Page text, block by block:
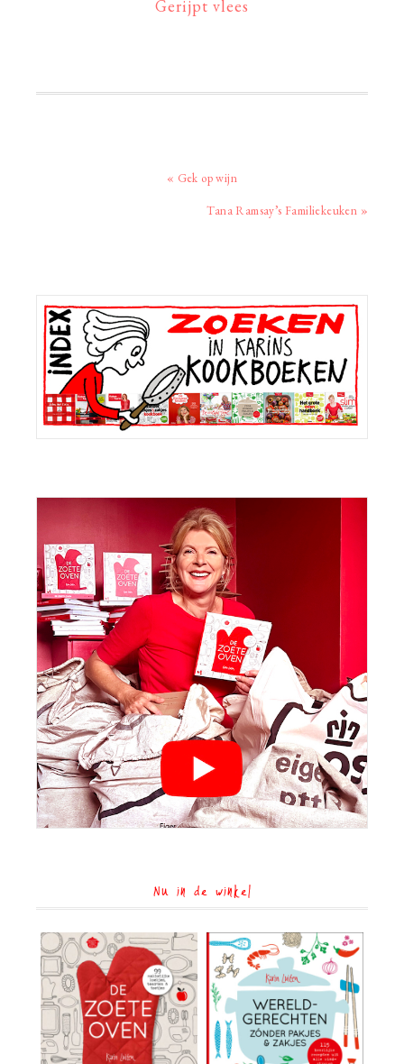
Gerijpt vlees
Vorig
« Gek op wijn
Volgend
Tana Ramsay’s Familiekeuken »
Primaire
Sidebar
Nu in de winkel